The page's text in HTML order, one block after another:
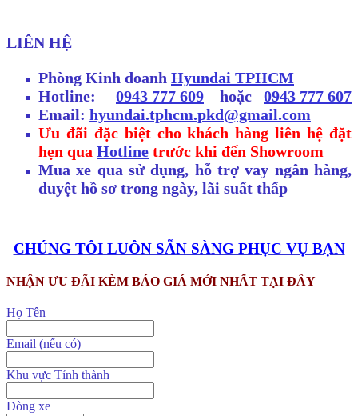
LIÊN HỆ
Phòng Kinh doanh Hyundai TPHCM
Hotline: 0943 777 609 hoặc 0943 777 607
Email: hyundai.tphcm.pkd@gmail.com
Ưu đãi đặc biệt cho khách hàng liên hệ đặt
hẹn qua Hotline trước khi đến Showroom
Mua xe qua sử dụng, hỗ trợ vay ngân hàng,
duyệt hồ sơ trong ngày, lãi suất thấp
CHÚNG TÔI LUÔN SẴN SÀNG PHỤC VỤ BẠN
NHẬN ƯU ĐÃI KÈM BÁO GIÁ MỚI NHẤT TẠI ĐÂY
Họ Tên
Email (nếu có)
Khu vực Tỉnh thành
Dòng xe